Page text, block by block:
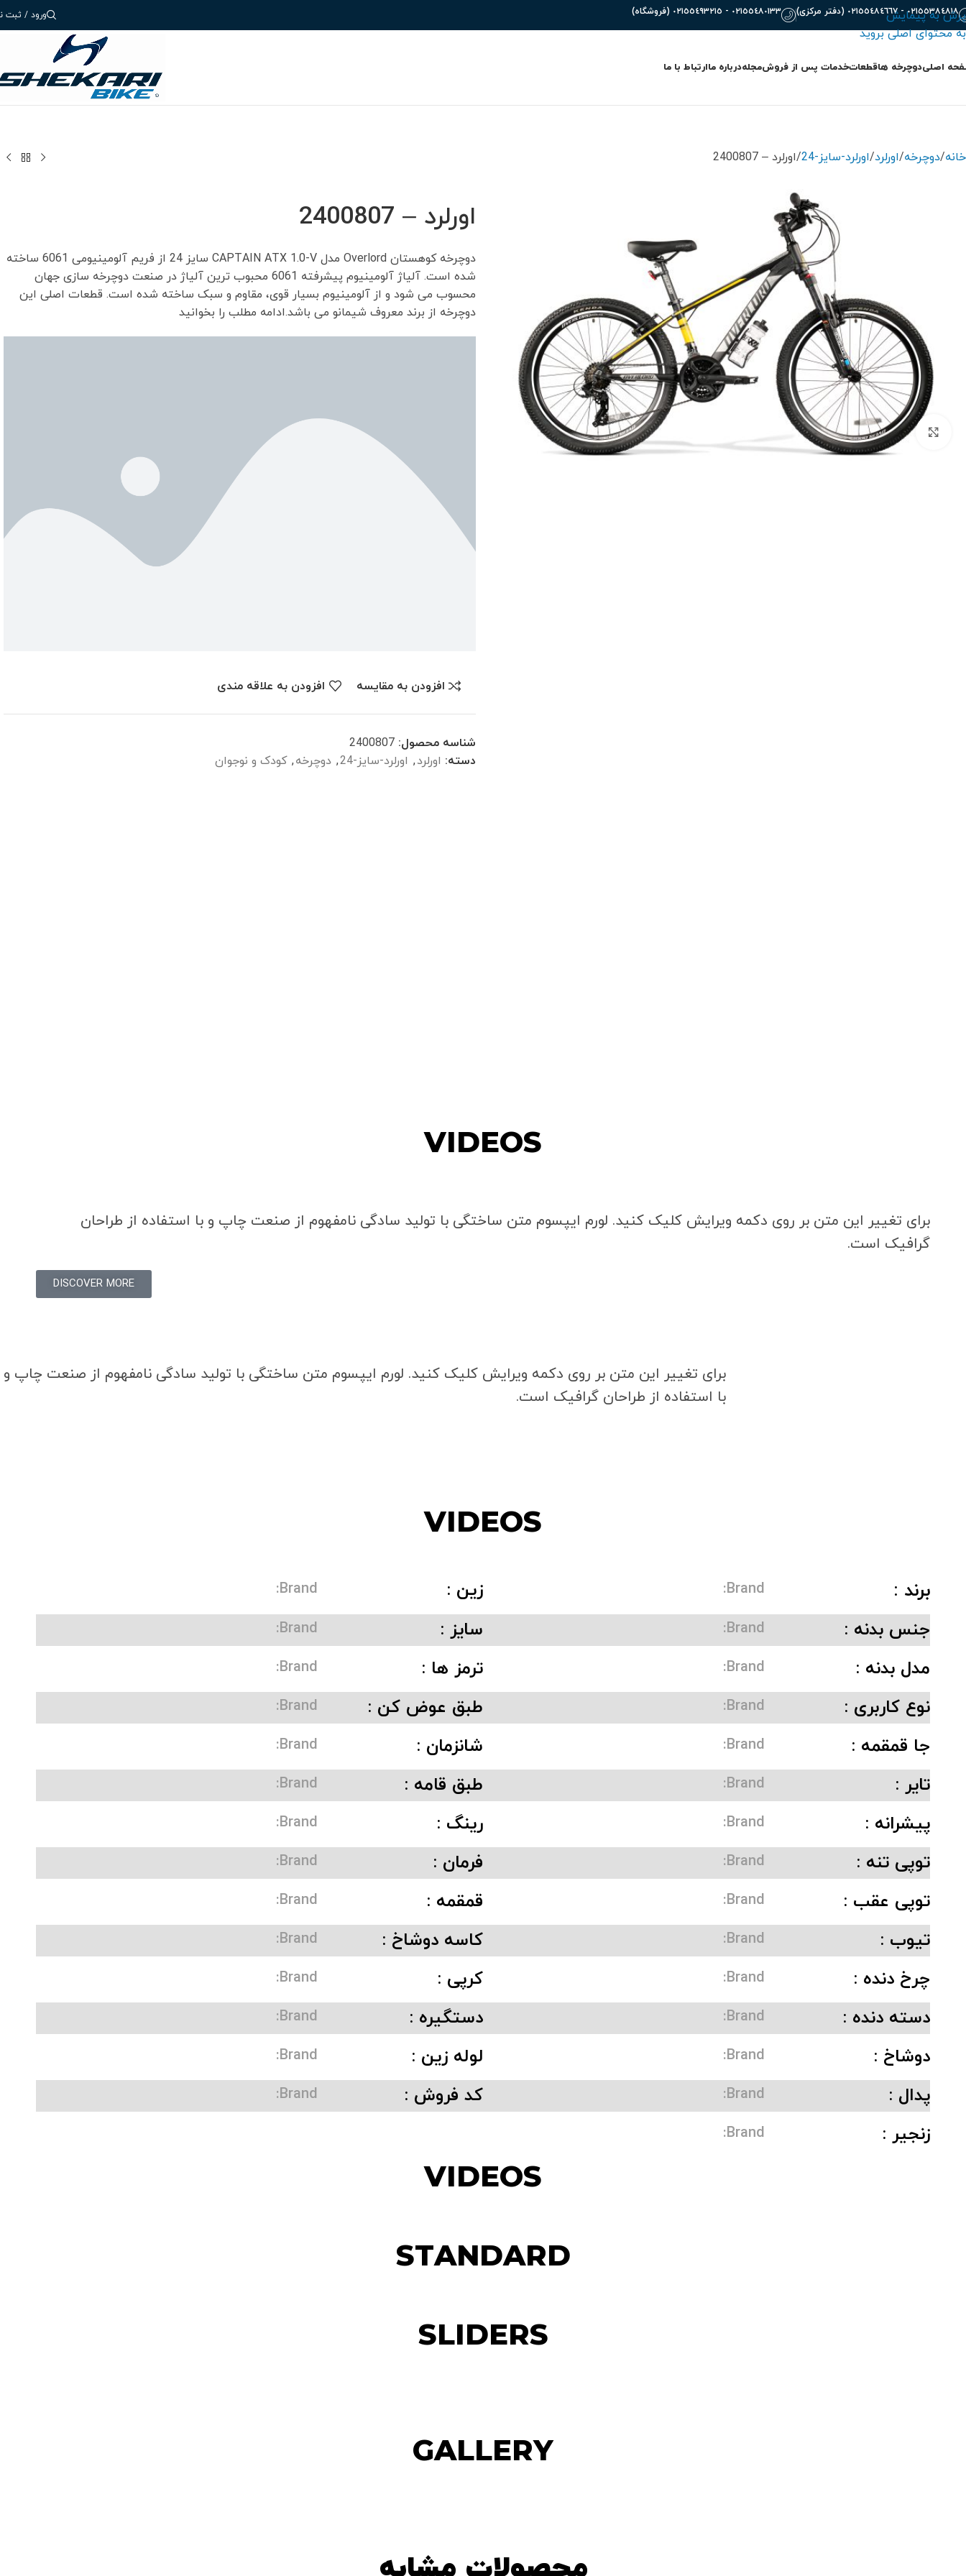
پرش به پیمایش
به محتوای اصلی بروید
٠٢١٥٥٣٨٤٨١٨ - ٠٢١٥٥٤٨٤٦٦٧ (دفتر مرکزی) ٠٢١٥٥٤٨٠١٣٣ - ٠٢١٥٥٤٩٣٢١٥ (فروشگاه) ورود / ثبت
اصلیدوچرخه هاقطعاتخدمات پس از فروشمجلهدرباره ماارتباط با ما
خانه دوچرخه اورلرد اورلرد-سایز-24 اورلرد – 2400807
بزرگنمایی تصویر
اورلرد – 2400807
دوچرخه کوهستان Overlord مدل CAPTAIN ATX 1.0-V سایز 24 از فریم آلومینیومی 6061 ساخته
شده است. آلیاژ آلومینیوم پیشرفته 6061 محبوب ترین آلیاژ در صنعت دوچرخه سازی جهان
محسوب می شود و از آلومینیوم بسیار قوی، مقاوم و سبک ساخته شده است. قطعات اصلی این
دوچرخه از برند معروف شیمانو می باشد.ادامه مطلب را بخوانید
افزودن به مقایسه افزودن به علاقه مندی
شناسه محصول: 2400807
دسته: اورلرد, اورلرد-سایز-24 , دوچرخه, کودک و نوجوان
VIDEOS
برای تغییر این متن بر روی دکمه ویرایش کلیک کنید. لورم ایپسوم متن ساختگی با تولید سادگی نامفهوم از صنعت چاپ و با استفاده از طراحان
گرافیک است.
DISCOVER MORE
برای تغییر این متن بر روی دکمه ویرایش کلیک کنید. لورم ایپسوم متن ساختگی با تولید سادگی نامفهوم از صنعت چاپ و
با استفاده از طراحان گرافیک است.
VIDEOS
برند : Brand: زین : Brand:
جنس بدنه : Brand: سایز : Brand:
مدل بدنه : Brand: ترمز ها : Brand:
نوع کاربری : Brand: طبق عوض کن : Brand:
جا قمقمه : Brand: شانزمان : Brand:
تایر : Brand: طبق قامه : Brand:
پیشرانه : Brand: رینگ : Brand:
توپی تنه : Brand: فرمان : Brand:
توپی عقب : Brand: قمقمه : Brand:
تیوب : Brand: کاسه دوشاخ : Brand:
چرخ دنده : Brand: کرپی : Brand:
دسته دنده : Brand: دستگیره : Brand:
دوشاخ : Brand: لوله زین : Brand:
پدال : Brand: کد فروش : Brand:
زنجیر : Brand:
VIDEOS
STANDARD
SLIDERS
GALLERY